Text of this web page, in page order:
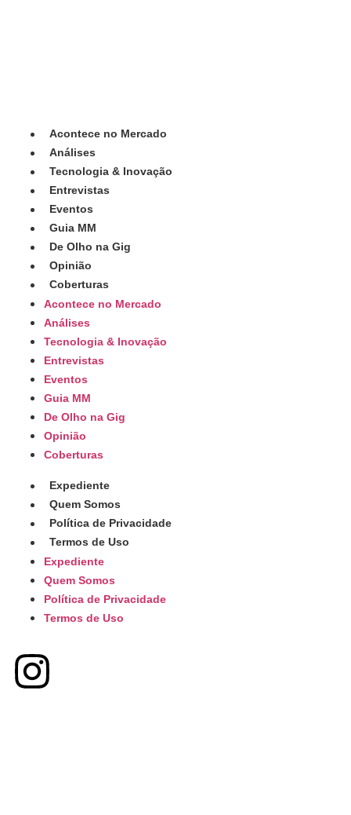
Acontece no Mercado
Análises
Tecnologia & Inovação
Entrevistas
Eventos
Guia MM
De Olho na Gig
Opinião
Coberturas
Acontece no Mercado
Análises
Tecnologia & Inovação
Entrevistas
Eventos
Guia MM
De Olho na Gig
Opinião
Coberturas
Expediente
Quem Somos
Política de Privacidade
Termos de Uso
Expediente
Quem Somos
Política de Privacidade
Termos de Uso